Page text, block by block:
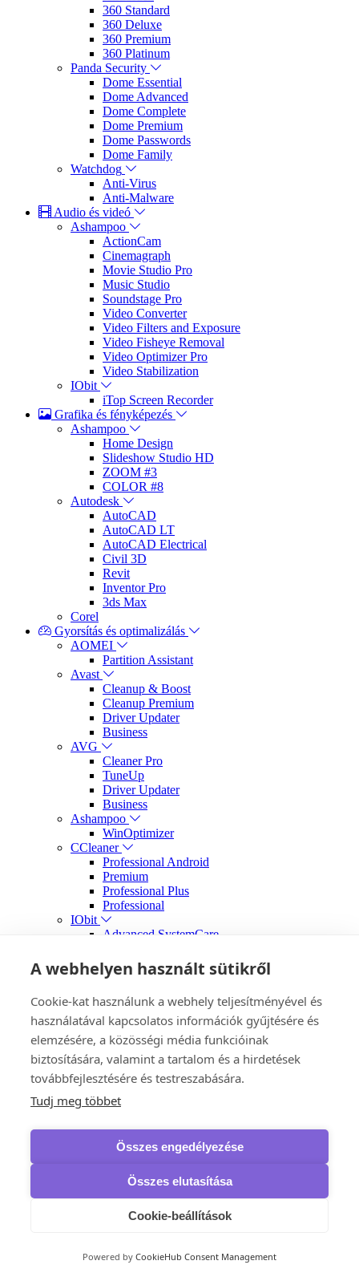
360 Standard
360 Deluxe
360 Premium
360 Platinum
Panda Security
Dome Essential
Dome Advanced
Dome Complete
Dome Premium
Dome Passwords
Dome Family
Watchdog
Anti-Virus
Anti-Malware
Audio és videó
Ashampoo
ActionCam
Cinemagraph
Movie Studio Pro
Music Studio
Soundstage Pro
Video Converter
Video Filters and Exposure
Video Fisheye Removal
Video Optimizer Pro
Video Stabilization
IObit
iTop Screen Recorder
Grafika és fényképezés
Ashampoo
Home Design
Slideshow Studio HD
ZOOM #3
COLOR #8
Autodesk
AutoCAD
AutoCAD LT
AutoCAD Electrical
Civil 3D
Revit
Inventor Pro
3ds Max
Corel
Gyorsítás és optimalizálás
AOMEI
Partition Assistant
Avast
Cleanup & Boost
Cleanup Premium
Driver Updater
Business
AVG
Cleaner Pro
TuneUp
Driver Updater
Business
Ashampoo
WinOptimizer
CCleaner
Professional Android
Premium
Professional Plus
Professional
IObit
Advanced SystemCare
Start Menu Pro
Smart Game Booster
Uninstaller Pro
MacBooster
Panda Security
Dome CleanUp
VPN
Avast
HMA Pro VPN
Bitdefender
McAfee
Safe Connect VPN
A webhelyen használt sütikről
Cookie-kat használunk a webhely teljesítményével és
használatával kapcsolatos információk gyűjtésére és
elemzésére, a közösségi média funkcióinak
biztosítására, valamint a tartalom és a hirdetések
továbbfejlesztésére és testreszabására.
Tudj meg többet
Összes engedélyezése
Összes elutasítása
Cookie-beállítások
Powered by CookieHub Consent Management